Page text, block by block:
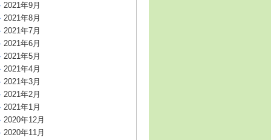
2021年9月
2021年8月
2021年7月
2021年6月
2021年5月
2021年4月
2021年3月
2021年2月
2021年1月
2020年12月
2020年11月